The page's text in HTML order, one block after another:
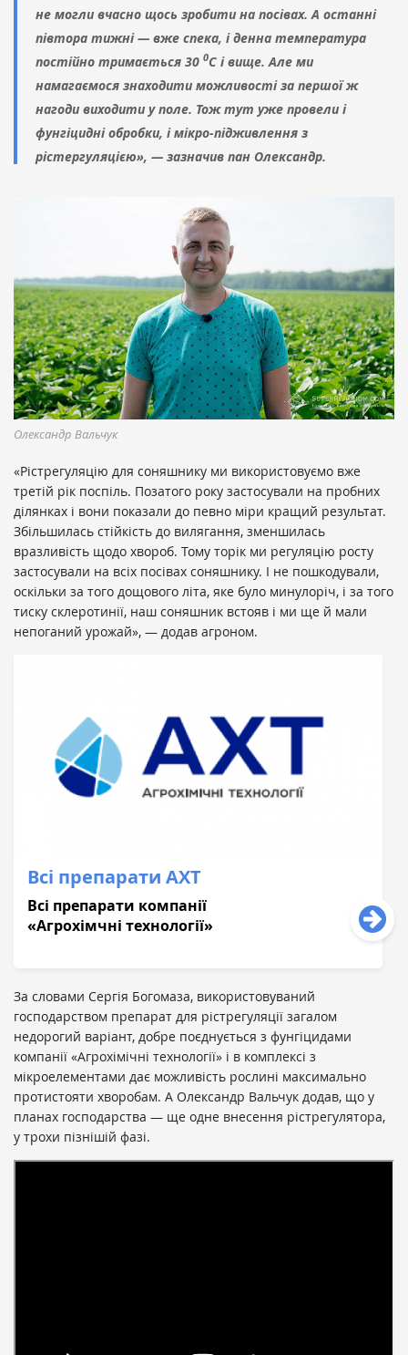
не могли вчасно щось зробити на посівах. А останні
півтора тижні — вже спека, і денна температура
постійно тримається 30 0С і вище. Але ми
намагаємося знаходити можливості за першої ж
нагоди виходити у поле. Тож тут уже провели і
фунгіцидні обробки, і мікро-підживлення з
рістергуляцією», — зазначив пан Олександр.
Олександр Вальчук
«Рістрегуляцію для соняшнику ми використовуємо вже
третій рік поспіль. Позатого року застосували на пробних
ділянках і вони показали до певно міри кращий результат.
Збільшилась стійкість до вилягання, зменшилась
вразливість щодо хвороб. Тому торік ми регуляцію росту
застосували на всіх посівах соняшнику. І не пошкодували,
оскільки за того дощового літа, яке було минулоріч, і за того
тиску склеротинії, наш соняшник встояв і ми ще й мали
непоганий урожай», — додав агроном.
Всі препарати АХТ
Всі препарати компанії
«Агрохімчні технології»
За словами Сергія Богомаза, використовуваний
господарством препарат для рістрегуляції загалом
недорогий варіант, добре поєднується з фунгіцидами
компанії «Агрохімічні технології» і в комплексі з
мікроелементами дає можливість рослині максимально
протистояти хворобам. А Олександр Вальчук додав, що у
планах господарства — ще одне внесення рістрегулятора,
у трохи пізнішій фазі.